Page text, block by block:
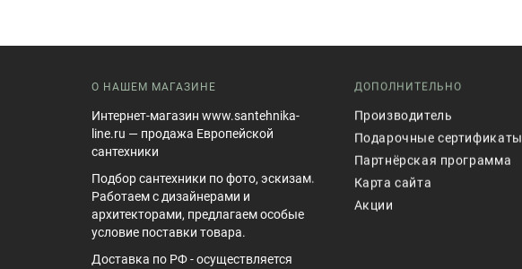
О НАШЕМ МАГАЗИНЕ
Интернет-магазин www.santehnika-
line.ru — продажа Европейской
сантехники
Подбор сантехники по фото, эскизам.
Работаем с дизайнерами и
архитекторами, предлагаем особые
условие поставки товара.
Доставка по РФ - осуществляется
ДОПОЛНИТЕЛЬНО
Производитель
Подарочные сертификаты
Партнёрская программа
Карта сайта
Акции